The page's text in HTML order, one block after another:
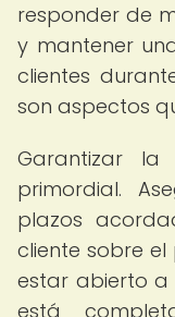
responder de
y mantener
clientes
son aspectos
Garantizar la
primordial.
plazos
cliente sobre
estar abierto a
está